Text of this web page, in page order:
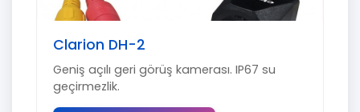
Clarion DH-2
Geniş açılı geri görüş kamerası. IP67 su
geçirmezlik.